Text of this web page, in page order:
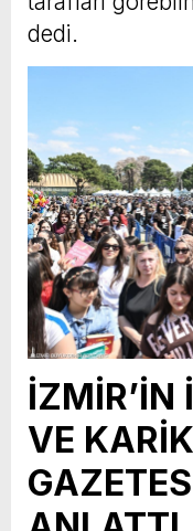
dedi.
İZMİR’İN
VE